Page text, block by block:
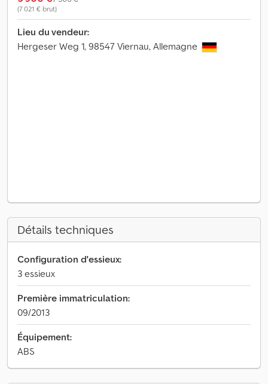
(7 021 € brut)
Lieu du vendeur:
Hergeser Weg 1, 98547 Viernau, Allemagne
Détails techniques
Configuration d'essieux:
3 essieux
Première immatriculation:
09/2013
Équipement:
ABS